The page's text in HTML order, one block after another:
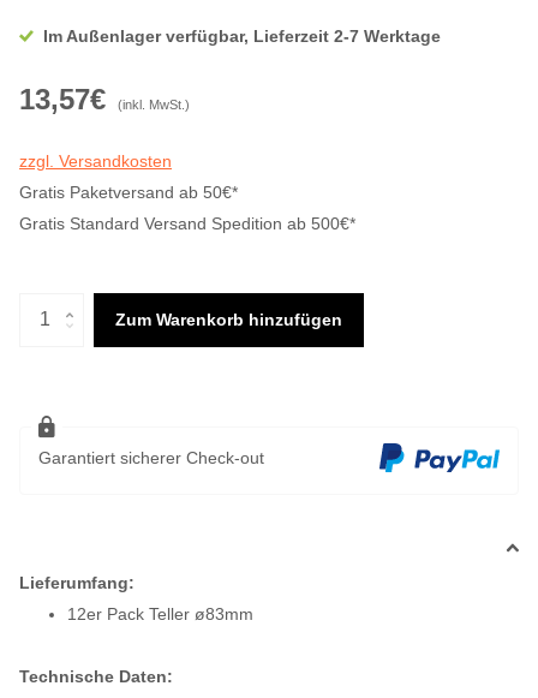
Im Außenlager verfügbar, Lieferzeit 2-7 Werktage
13,57€ (inkl. MwSt.)
zzgl. Versandkosten
Gratis Paketversand ab 50€*
Gratis Standard Versand Spedition ab 500€*
Zum Warenkorb hinzufügen
Garantiert sicherer Check-out
Lieferumfang:
12er Pack Teller ø83mm
Technische Daten: